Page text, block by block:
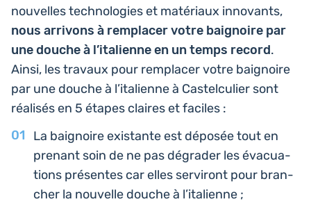
nou­velles tech­no­lo­gies et maté­riaux inno­vants,
nous arri­vons à rem­pla­cer votre bai­gnoire par
une douche à l’i­ta­lienne en un temps record.
Ainsi, les travaux pour rem­pla­cer votre bai­gnoire
par une douche à l’i­ta­lienne à Cas­tel­cu­lier sont
réa­li­sés en 5 étapes claires et faciles :
La bai­gnoire exis­tante est déposée tout en
prenant soin de ne pas dégra­der les éva­cua­
tions pré­sentes car elles ser­vi­ront pour bran­
cher la nou­velle douche à l’italienne ;